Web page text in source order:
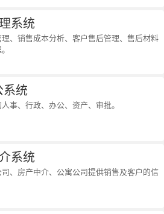
系统
、销售成本分析、客户售后管理、售后材料
统
事、行政、办公、资产、审批。
系统
、房产中介、公寓公司提供销售及客户的信